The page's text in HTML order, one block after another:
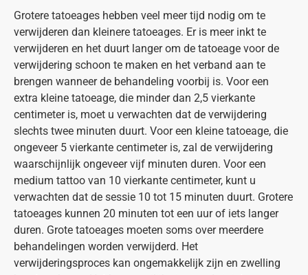
Grotere tatoeages hebben veel meer tijd nodig om te
verwijderen dan kleinere tatoeages. Er is meer inkt te
verwijderen en het duurt langer om de tatoeage voor de
verwijdering schoon te maken en het verband aan te
brengen wanneer de behandeling voorbij is. Voor een
extra kleine tatoeage, die minder dan 2,5 vierkante
centimeter is, moet u verwachten dat de verwijdering
slechts twee minuten duurt. Voor een kleine tatoeage, die
ongeveer 5 vierkante centimeter is, zal de verwijdering
waarschijnlijk ongeveer vijf minuten duren. Voor een
medium tattoo van 10 vierkante centimeter, kunt u
verwachten dat de sessie 10 tot 15 minuten duurt. Grotere
tatoeages kunnen 20 minuten tot een uur of iets langer
duren. Grote tatoeages moeten soms over meerdere
behandelingen worden verwijderd. Het
verwijderingsproces kan ongemakkelijk zijn en zwelling